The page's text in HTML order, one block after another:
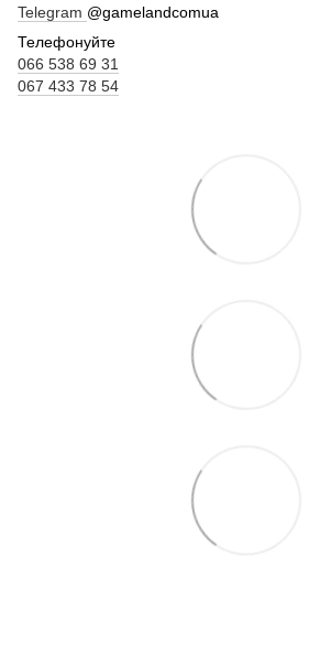
Telegram @gamelandcomua
Телефонуйте
066 538 69 31
067 433 78 54